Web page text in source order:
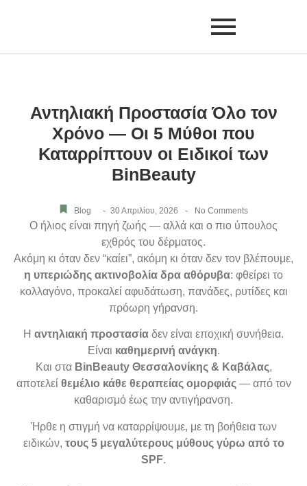
Αντηλιακή Προστασία Όλο τον
Χρόνο — Οι 5 Μύθοι που
Καταρρίπτουν οι Ειδικοί των
BinBeauty
Blog - 30 Απριλίου, 2026 - No Comments
Ο ήλιος είναι πηγή ζωής — αλλά και ο πιο ύπουλος
εχθρός του δέρματος.
Ακόμη κι όταν δεν “καίει”, ακόμη κι όταν δεν τον βλέπουμε,
η υπεριώδης ακτινοβολία δρα αθόρυβα: φθείρει το
κολλαγόνο, προκαλεί αφυδάτωση, πανάδες, ρυτίδες και
πρόωρη γήρανση.
Η αντηλιακή προστασία δεν είναι εποχική συνήθεια.
Είναι καθημερινή ανάγκη.
Και στα BinBeauty Θεσσαλονίκης & Καβάλας,
αποτελεί θεμέλιο κάθε θεραπείας ομορφιάς — από τον
καθαρισμό έως την αντιγήρανση.
Ήρθε η στιγμή να καταρρίψουμε, με τη βοήθεια των
ειδικών, τους 5 μεγαλύτερους μύθους γύρω από το
SPF.